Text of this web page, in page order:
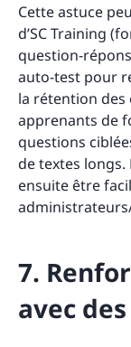
Cette astuce
d’SC Training
question-
auto-test pour
la rétention des
apprenants de
questions
de textes longs.
ensuite être
7.
avec